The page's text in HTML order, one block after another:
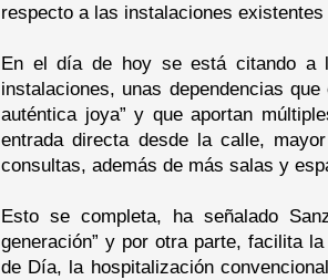
respecto a las instalaciones existentes
En el día de hoy se está citando a
instalaciones, unas dependencias
auténtica joya” y que aportan
entrada directa desde la calle,
consultas, además de más salas y
Esto se completa, ha señalado
generación” y por otra parte, facilita
de Día, la hospitalización